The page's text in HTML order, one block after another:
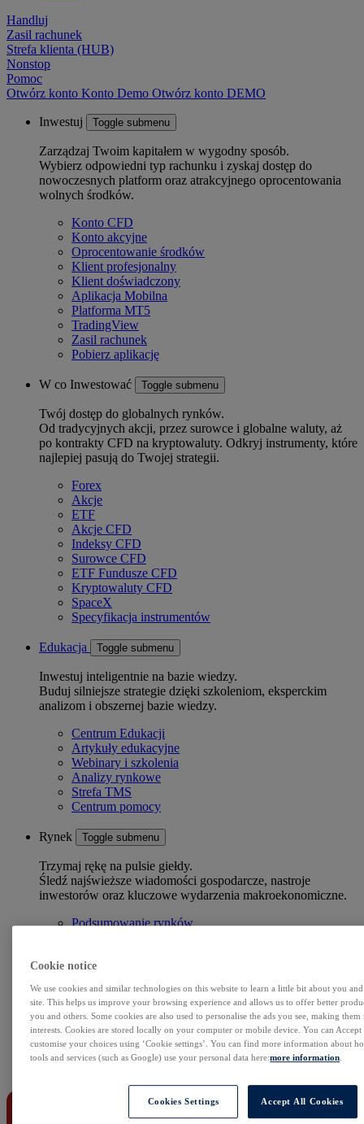
Handluj
Zasil rachunek
Strefa klienta (HUB)
Nonstop
Pomoc
Otwórz konto Konto Demo Otwórz konto DEMO
Inwestuj Toggle submenu
Zarządzaj Twoim kapitałem w wygodny sposób.
Wybierz odpowiedni typ rachunku i zyskaj dostęp do
nowoczesnych platform oraz atrakcyjnego oprocentowania
wolnych środków.
Konto CFD
Konto akcyjne
Oprocentowanie środków
Klient profesjonalny
Klient doświadczony
Aplikacja Mobilna
Platforma MT5
TradingView
Zasil rachunek
Pobierz aplikację
W co Inwestować Toggle submenu
Twój dostęp do globalnych rynków.
Od tradycyjnych akcji, przez surowce i globalne waluty, aż
po kontrakty CFD na kryptowaluty. Odkryj instrumenty, które
najlepiej pasują do Twojej strategii.
Forex
Akcje
ETF
Akcje CFD
Indeksy CFD
Surowce CFD
ETF Fundusze CFD
Kryptowaluty CFD
SpaceX
Specyfikacja instrumentów
Edukacja Toggle submenu
Inwestuj inteligentnie na bazie wiedzy.
Buduj silniejsze strategie dzięki szkoleniom, eksperckim
analizom i obszernej bazie wiedzy.
Centrum Edukacji
Artykuły edukacyjne
Webinary i szkolenia
Analizy rynkowe
Strefa TMS
Centrum pomocy
Rynek Toggle submenu
Trzymaj rękę na pulsie giełdy.
Śledź najświeższe wiadomości gospodarcze, nastroje
inwestorów oraz kluczowe wydarzenia makroekonomiczne.
Podsumowanie rynków
Sezon wyników w USA
Kalendarz rynkowy
Zdarzenia korporacyjne
Sentyment Klientów
Rolowania
Cookie notice
We use cookies and similar technologies on this website to learn a little bit about you
site. This helps us improve your browsing experience and allows us to offer better
you and others. Some cookies are also used to personalise the ads you see, making
interests. Cookies are stored locally on your computer or mobile device. You can
customise your choices using ‘Cookie settings’. You can find more information about
tools and services (such as Google) use your personal data here:more information
Cookies Settings Accept All Cookies